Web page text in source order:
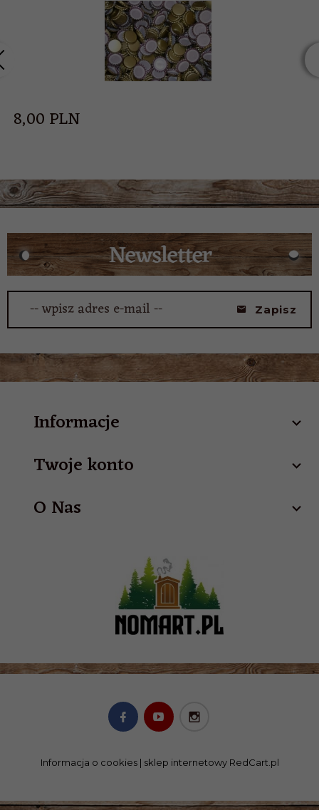
8,00PLN
-- wpisz adres e-mail -- Zapisz
Informacje
Twoje konto
O Nas
Informacja o cookies| sklep internetowyRedCart.pl